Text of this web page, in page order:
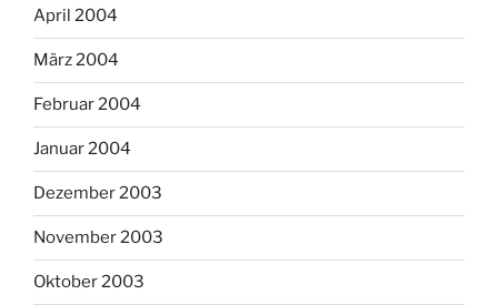
April 2004
März 2004
Februar 2004
Januar 2004
Dezember 2003
November 2003
Oktober 2003